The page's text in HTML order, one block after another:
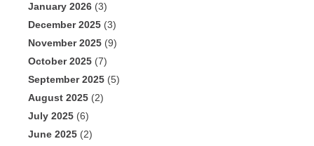
January 2026 (3)
December 2025 (3)
November 2025 (9)
October 2025 (7)
September 2025 (5)
August 2025 (2)
July 2025 (6)
June 2025 (2)